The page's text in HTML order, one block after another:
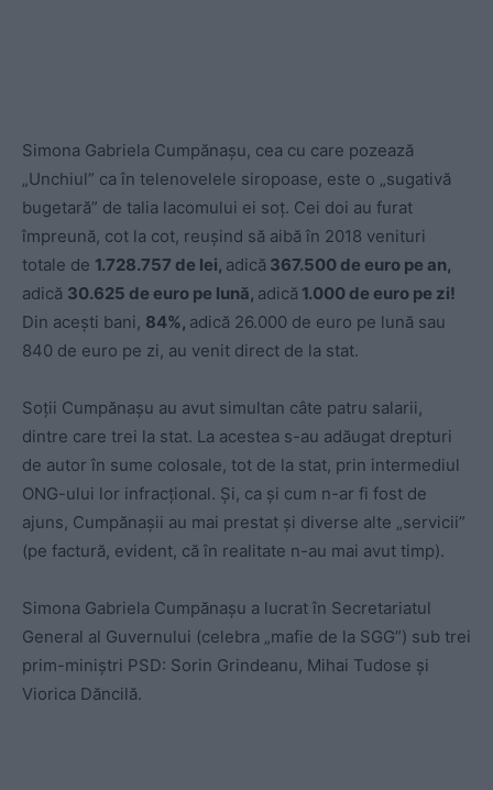
Simona Gabriela Cumpănașu, cea cu care pozează
„Unchiul” ca în telenovelele siropoase, este o „sugativă
bugetară” de talia lacomului ei soț. Cei doi au furat
împreună, cot la cot, reușind să aibă în 2018 venituri
totale de 1.728.757 de lei, adică 367.500 de euro pe an,
adică 30.625 de euro pe lună, adică 1.000 de euro pe zi!
Din acești bani, 84%, adică 26.000 de euro pe lună sau
840 de euro pe zi, au venit direct de la stat.
Soții Cumpănașu au avut simultan câte patru salarii,
dintre care trei la stat. La acestea s-au adăugat drepturi
de autor în sume colosale, tot de la stat, prin intermediul
ONG-ului lor infracțional. Și, ca și cum n-ar fi fost de
ajuns, Cumpănașii au mai prestat și diverse alte „servicii”
(pe factură, evident, că în realitate n-au mai avut timp).
Simona Gabriela Cumpănașu a lucrat în Secretariatul
General al Guvernului (celebra „mafie de la SGG”) sub trei
prim-miniștri PSD: Sorin Grindeanu, Mihai Tudose și
Viorica Dăncilă.